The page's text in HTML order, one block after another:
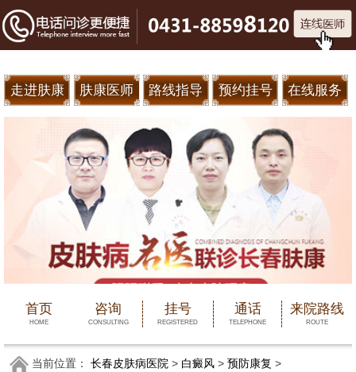
走进肤康 肤康医师 路线指导 预约挂号 在线服务
首页
HOME
咨询
CONSULTING
挂号
REGISTERED
通话
TELEPHONE
来院路线
ROUTE
当前位置： 长春皮肤病医院> 白癜风> 预防康复 >